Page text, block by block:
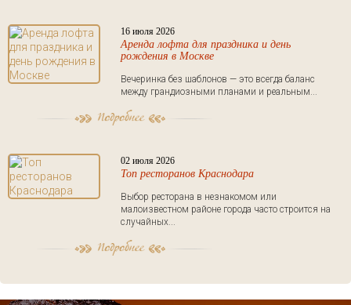
16 июля 2026
Аренда лофта для праздника и день
рождения в Москве
Вечеринка без шаблонов — это всегда баланс
между грандиозными планами и реальным...
02 июля 2026
Топ ресторанов Краснодара
Выбор ресторана в незнакомом или
малоизвестном районе города часто строится на
случайных...